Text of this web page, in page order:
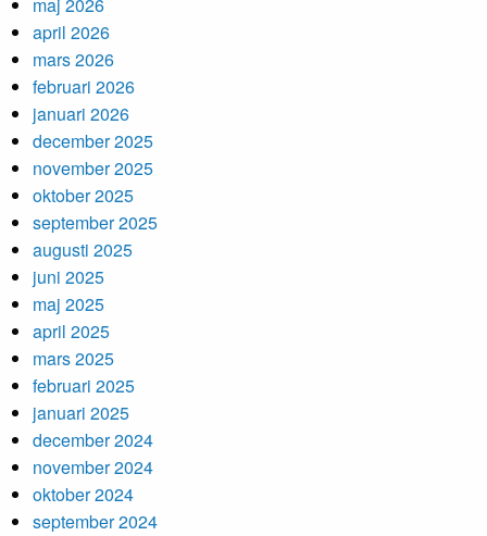
maj 2026
april 2026
mars 2026
februari 2026
januari 2026
december 2025
november 2025
oktober 2025
september 2025
augusti 2025
juni 2025
maj 2025
april 2025
mars 2025
februari 2025
januari 2025
december 2024
november 2024
oktober 2024
september 2024